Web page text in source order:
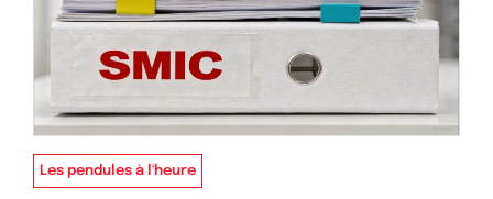
Les pendules à l'heure